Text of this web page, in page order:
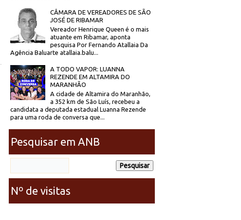
CÂMARA DE VEREADORES DE SÃO
JOSÉ DE RIBAMAR
Vereador Henrique Queen é o mais
atuante em Ribamar, aponta
pesquisa Por Fernando Atallaia Da
Agência Baluarte atallaia.balu...
A TODO VAPOR: LUANNA
REZENDE EM ALTAMIRA DO
MARANHÃO
A cidade de Altamira do Maranhão,
a 352 km de São Luís, recebeu a
candidata a deputada estadual Luanna Rezende
para uma roda de conversa que...
Pesquisar em ANB
Nº de visitas